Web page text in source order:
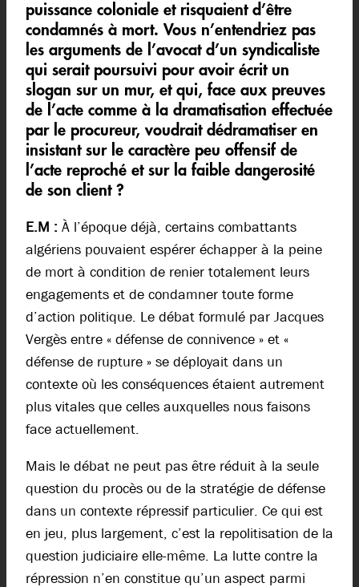
puissance coloniale et risquaient d’être
condamnés à mort. Vous n’entendriez pas
les arguments de l’avocat d’un syndicaliste
qui serait poursuivi pour avoir écrit un
slogan sur un mur, et qui, face aux preuves
de l’acte comme à la dramatisation effectuée
par le procureur, voudrait dédramatiser en
insistant sur le caractère peu offensif de
l’acte reproché et sur la faible dangerosité
de son client ?
E.M : À l’époque déjà, certains combattants
algériens pouvaient espérer échapper à la peine
de mort à condition de renier totalement leurs
engagements et de condamner toute forme
d’action politique. Le débat formulé par Jacques
Vergès entre « défense de connivence » et «
défense de rupture » se déployait dans un
contexte où les conséquences étaient autrement
plus vitales que celles auxquelles nous faisons
face actuellement.
Mais le débat ne peut pas être réduit à la seule
question du procès ou de la stratégie de défense
dans un contexte répressif particulier. Ce qui est
en jeu, plus largement, c’est la repolitisation de la
question judiciaire elle-même. La lutte contre la
répression n’en constitue qu’un aspect parmi